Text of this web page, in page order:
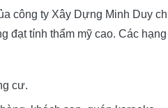
công ty Xây Dựng Minh Duy
đạt tính thẩm mỹ cao. Các
cư.